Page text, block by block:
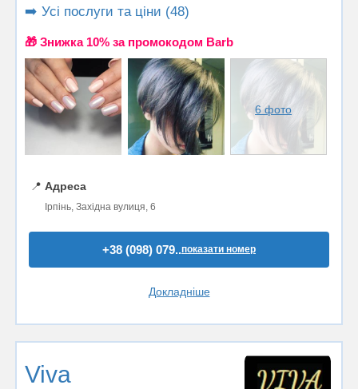
➡️ Усі послуги та ціни (48)
🎁 Знижка 10% за промокодом Barb
6 фото
📍 Адреса
Ірпінь, Західна вулиця, 6
+38 (098) 079..показати номер
Докладніше
Viva